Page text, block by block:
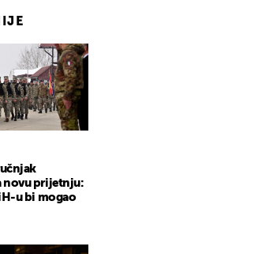
novu prijetnju:
u bi mogao